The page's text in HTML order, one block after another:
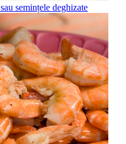
semințele deghizate